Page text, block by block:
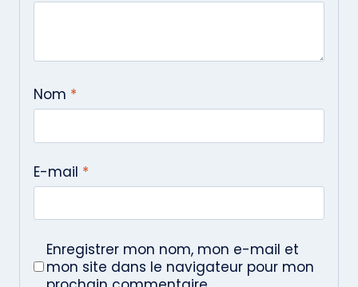
Nom *
E-mail *
Enregistrer mon nom, mon e-mail et
mon site dans le navigateur pour mon